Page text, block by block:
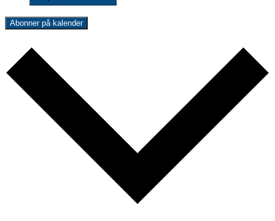
Abonner på kalender